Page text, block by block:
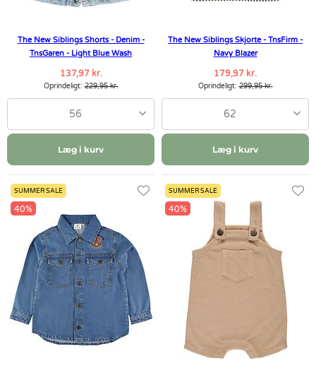
The New Siblings Shorts - Denim -
TnsGaren - Light Blue Wash
137,97 kr.
Oprindeligt:229,95 kr.
56
Læg i kurv
The New Siblings Skjorte - TnsFirm -
Navy Blazer
179,97 kr.
Oprindeligt:299,95 kr.
62
Læg i kurv
SUMMER SALE
40%
SUMMER SALE
40%